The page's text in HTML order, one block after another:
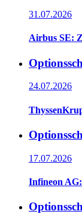
31.07.2026
Airbus SE:
24.07.2026
17.07.2026
Infineon